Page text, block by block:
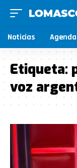
Noticias Agenda
Etiqueta:
voz